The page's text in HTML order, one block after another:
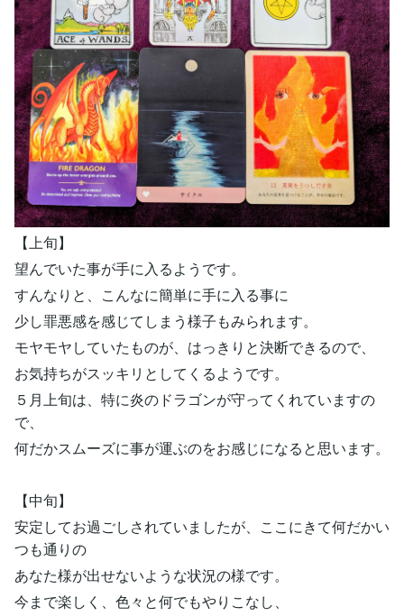
【上旬】
望んでいた事が手に入るようです。
すんなりと、こんなに簡単に手に入る事に
少し罪悪感を感じてしまう様子もみられます。
モヤモヤしていたものが、はっきりと決断できるので、
お気持ちがスッキリとしてくるようです。
５月上旬は、特に炎のドラゴンが守ってくれていますの
で、
何だかスムーズに事が運ぶのをお感じになると思います。
【中旬】
安定してお過ごしされていましたが、ここにきて何だかい
つも通りの
あなた様が出せないような状況の様です。
今まで楽しく、色々と何でもやりこなし、